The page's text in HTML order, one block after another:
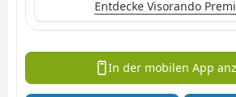
Entdecke Visorando
In der mobilen App